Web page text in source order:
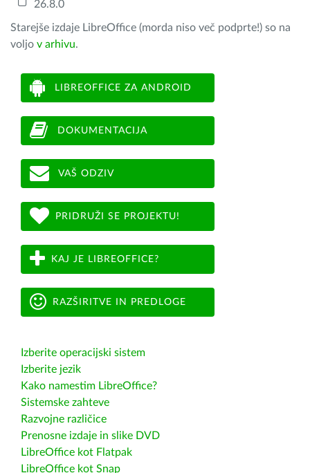
26.8.0
Starejše izdaje LibreOffice (morda niso več podprte!) so na
voljo v arhivu.
LIBREOFFICE ZA ANDROID
DOKUMENTACIJA
VAŠ ODZIV
PRIDRUŽI SE PROJEKTU!
KAJ JE LIBREOFFICE?
RAZŠIRITVE IN PREDLOGE
Izberite operacijski sistem
Izberite jezik
Kako namestim LibreOffice?
Sistemske zahteve
Razvojne različice
Prenosne izdaje in slike DVD
LibreOffice kot Flatpak
LibreOffice kot Snap